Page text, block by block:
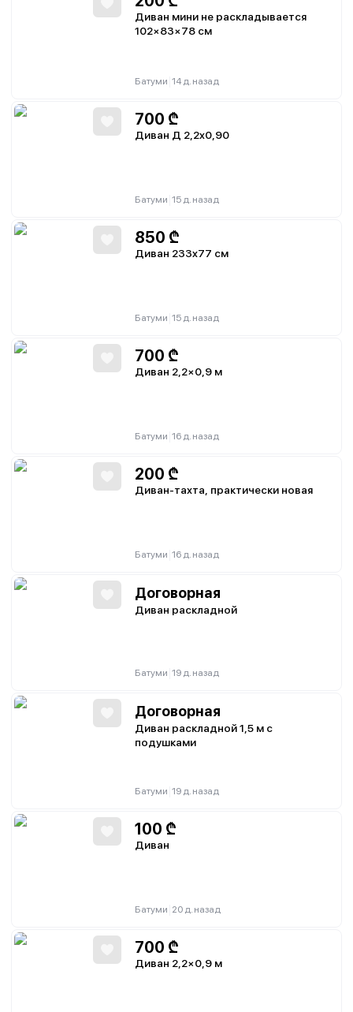
Диван мини не раскладывается
102×83×78 см
Батуми 14 д. назад
700 ₾
Диван Д 2,2x0,90
Батуми 15 д. назад
850 ₾
Диван 233x77 см
Батуми 15 д. назад
700 ₾
Диван 2,2×0,9 м
Батуми 16 д. назад
200 ₾
Диван-тахта, практически новая
Батуми 16 д. назад
Договорная
Диван раскладной
Батуми 19 д. назад
Договорная
Диван раскладной 1,5 м с
подушками
Батуми 19 д. назад
100 ₾
Диван
Батуми 20 д. назад
700 ₾
Диван 2,2×0,9 м